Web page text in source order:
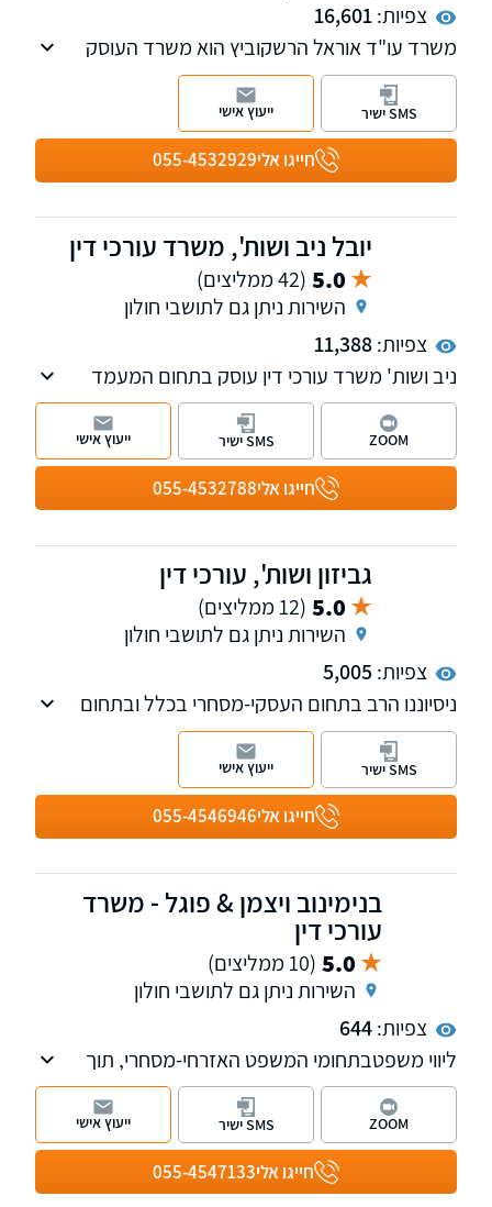
צפיות:16,601
משרד עו"ד אוראל הרשקוביץ הוא משרד העוסק
בתחום האזרחי-מסחרי על רבדיו השונים.
חייגו אלי055-4532929
SMS ישיר ייעוץ אישי
יובל ניב ושות', משרד עורכי דין
5.0 (42 ממליצים)
השירות ניתן גם לתושבי חולון
צפיות:11,388
ניב ושות' משרד עורכי דין עוסק בתחום המעמד
האישי ודיני המשפחה והירושה. בנוסף, במשרד
מחלקות העוסקות בדיני עבודה ונזיקין. למשרד
שלוחות ברמת גן, ראשון לציון ונתניה.
חייגו אלי055-4532788
ZOOM SMS ישיר ייעוץ אישי
גביזון ושות', עורכי דין
5.0 (12 ממליצים)
השירות ניתן גם לתושבי חולון
צפיות:5,005
ניסיוננו הרב בתחום העסקי-מסחרי בכלל ובתחום
דיני המס ודיני עבודה בפרט, מתבטא במתן
פתרונות יעילים בסוגיות מורכבות המאפשר מתן
פתרון כולל ונרחב ללקוחותינו.
חייגו אלי055-4546946
SMS ישיר ייעוץ אישי
בנימינוב ויצמן & פוגל - משרד
עורכי דין
5.0 (10 ממליצים)
השירות ניתן גם לתושבי חולון
צפיות:644
ליווי משפטבתחומי המשפט האזרחי-מסחרי, תוך
הקפדה על מקצועיות, דיסקרטיות ושירות מותאם
אישית.
המשרד מייצג לקוחות פרטיים, מוסדיים ותאגידים
כאחד, ופועל מתוך מחויבות להבנת צורכי הלקוח
ומתן פתרונות משפטיים מדויקים, המבוססים על
חייגו אלי055-4547133
ZOOM SMS ישיר ייעוץ אישי